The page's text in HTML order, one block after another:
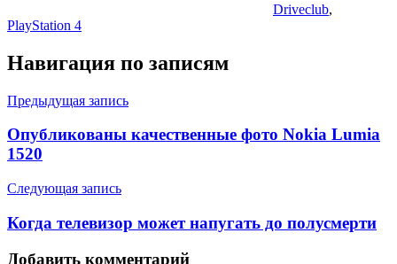
Driveclub,
PlayStation 4
Навигация по записям
Предыдущая запись
Опубликованы качественные фото Nokia Lumia
1520
Следующая запись
Когда телевизор может напугать до полусмерти
Добавить комментарий